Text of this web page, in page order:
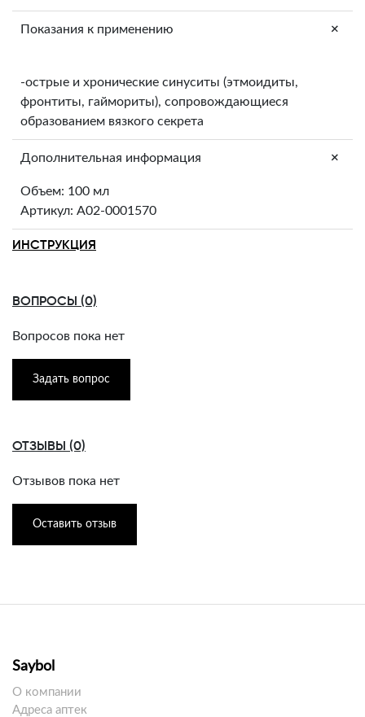
Показания к применению +
-острые и хронические синуситы (этмоидиты,
фронтиты, гаймориты), сопровождающиеся
образованием вязкого секрета
Дополнительная информация +
Объем: 100 мл
Артикул: A02-0001570
ИНСТРУКЦИЯ
ВОПРОСЫ (0)
Вопросов пока нет
Задать вопрос
ОТЗЫВЫ (0)
Отзывов пока нет
Оставить отзыв
Saybol
О компании
Адреса аптек